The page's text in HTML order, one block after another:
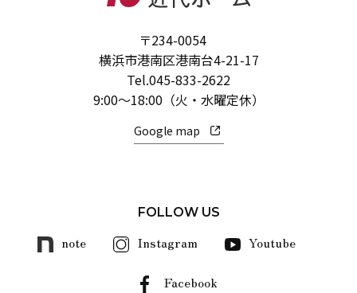
〒234-0054
横浜市港南区港南台4-21-17
Tel.045-833-2622
9:00～18:00（火・水曜定休）
Google map
FOLLOW US
note Instagram Youtube
Facebook